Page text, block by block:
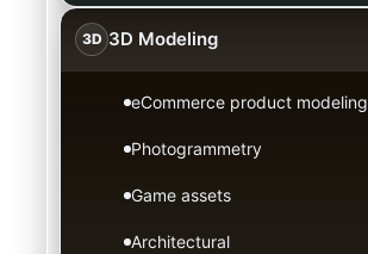
3D 3D Modeling
eCommerce product modeling
Photogrammetry
Game assets
Architectural